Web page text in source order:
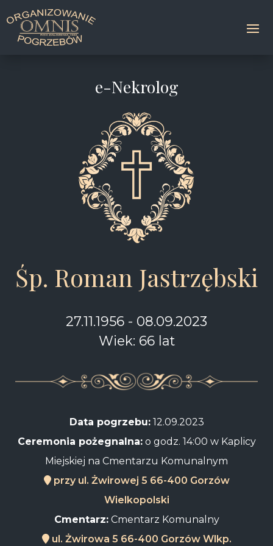
e-Nekrolog
Śp. Roman Jastrzębski
27.11.1956 - 08.09.2023
Wiek: 66 lat
Data pogrzebu:12.09.2023
Ceremonia pożegnalna:o godz. 14:00 w Kaplicy
Miejskiej na Cmentarzu Komunalnym
przy ul. Żwirowej 5 66-400 Gorzów
Wielkopolski
Cmentarz:Cmentarz Komunalny
ul. Żwirowa 5 66-400 Gorzów Wlkp.